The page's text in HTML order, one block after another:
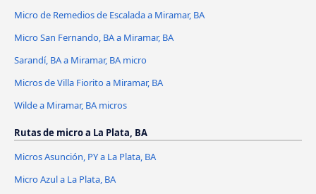
Micro de Remedios de Escalada a Miramar, BA
Micro San Fernando, BA a Miramar, BA
Sarandí, BA a Miramar, BA micro
Micros de Villa Fiorito a Miramar, BA
Wilde a Miramar, BA micros
Rutas de micro a La Plata, BA
Micros Asunción, PY a La Plata, BA
Micro Azul a La Plata, BA